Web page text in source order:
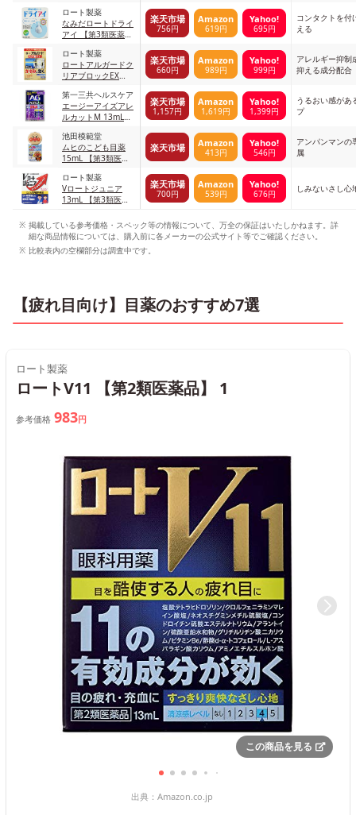
ロート製薬
なみだロートドライ
アイ 【第3類医薬
13mL
楽天市場
756円
Amazon
619円
Yahoo!
695円
コンタクトを付
える
ロート製薬
ロートアルガードク
リアブロックEX
品】 1
楽天市場
660円
Amazon
989円
Yahoo!
999円
アレルギー抑制
抑える成分配合
第一三共ヘルスケア
エージーアイズアレ
ルカットM 13mL
楽天市場
1,157円
Amazon
1,619円
Yahoo!
1,399円
うるおい感があ
プ
池田模範堂
ムヒのこども目薬
15mL 【第3類医薬
楽天市場 Amazon
413円
Yahoo!
546円
アンパンマンの
属
ロート製薬
Vロートジュニア
13mL 【第3類医薬
楽天市場
700円
Amazon
539円
Yahoo!
676円 しみないさし心
掲載している参考価格・スペック等の情報について、万全の保証はいたしかねます。詳
細な商品情報については、購入前に各メーカーの公式サイト等でご確認ください。
比較表内の空欄部分は調査中です。
【疲れ目向け】目薬のおすすめ7選
ロート製薬
ロートV11 【第2類医薬品】 1
参考価格 983円
この商品を見る
出典： Amazon.co.jp